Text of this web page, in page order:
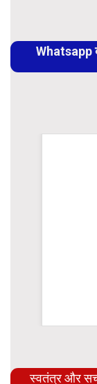
Whatsapp
स्वतंत्र और